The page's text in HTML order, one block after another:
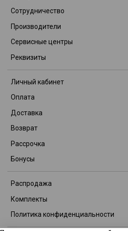
Сотрудничество
Производители
Сервисные центры
Реквизиты
Личный кабинет
Оплата
Доставка
Возврат
Рассрочка
Бонусы
Распродажа
Комплекты
Политика конфиденциальности